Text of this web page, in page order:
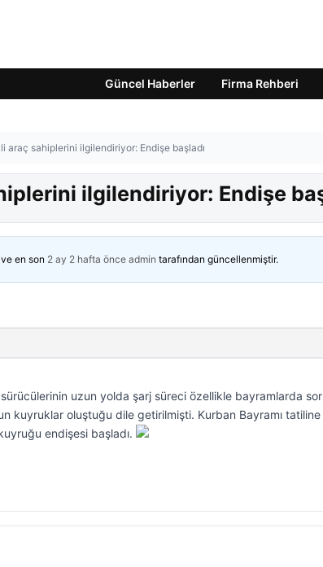
Güncel Haberler Firma Rehberi
araç sahiplerini ilgilendiriyor: Endişe başladı
ilgilendiriyor: Endişe
en son 2 ay 2 hafta önce admin tarafından güncellenmiştir.
uzun yolda şarj süreci özellikle bayramlarda
kuyruklar oluştuğu dile getirilmişti. Kurban Bayramı
endişesi başladı.